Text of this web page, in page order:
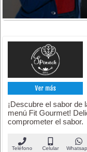
Ver más
¡Descubre el sabor de
menú Fit Gourmet!
comprometer el sabor.
Teléfono Celular